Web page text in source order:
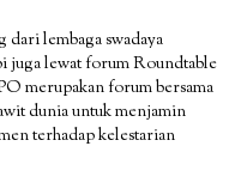
dari lembaga swadaya
juga lewat forum Roundtable
merupakan forum bersama
dunia untuk menjamin
terhadap kelestarian